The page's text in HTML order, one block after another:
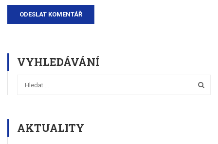
VYHLEDÁVÁNÍ
AKTUALITY